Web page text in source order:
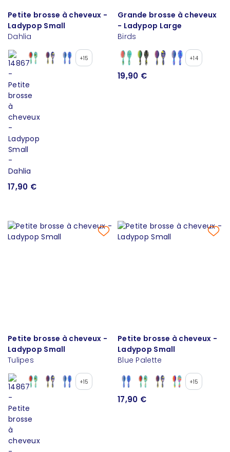
Petite brosse à cheveux -
Ladypop Small
Dahlia
+15
17,90 €
Grande brosse à cheveux
- Ladypop Large
Birds
+14
19,90 €
Petite brosse à cheveux -
Ladypop Small
Tulipes
+15
Petite brosse à cheveux -
Ladypop Small
Blue Palette
+15
17,90 €